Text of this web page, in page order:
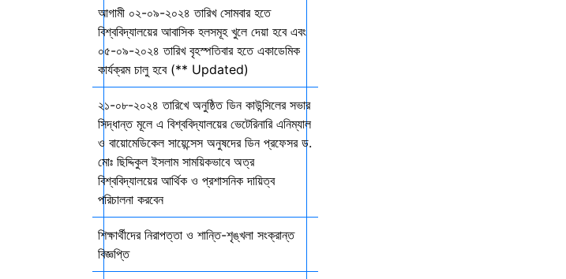
আগামী ০২-০৯-২০২৪ তারিখ সোমবার হতে
বিশ্ববিদ্যালয়ের আবাসিক হলসমূহ খুলে দেয়া হবে এবং
০৫-০৯-২০২৪ তারিখ বৃহস্পতিবার হতে একাডেমিক
কার্যক্রম চালু হবে (** Updated)
২১-০৮-২০২৪ তারিখে অনুষ্ঠিত ডিন কাউন্সিলের সভার
সিদ্ধান্ত মূলে এ বিশ্ববিদ্যালয়ের ভেটেরিনারি এনিম্যাল
ও বায়োমেডিকেল সায়েন্সেস অনুষদের ডিন প্রফেসর ড.
মোঃ ছিদ্দিকুল ইসলাম সাময়িকভাবে অত্র
বিশ্ববিদ্যালয়ের আর্থিক ও প্রশাসনিক দায়িত্ব
পরিচালনা করবেন
শিক্ষার্থীদের নিরাপত্তা ও শান্তি-শৃঙ্খলা সংক্রান্ত
বিজ্ঞপ্তি